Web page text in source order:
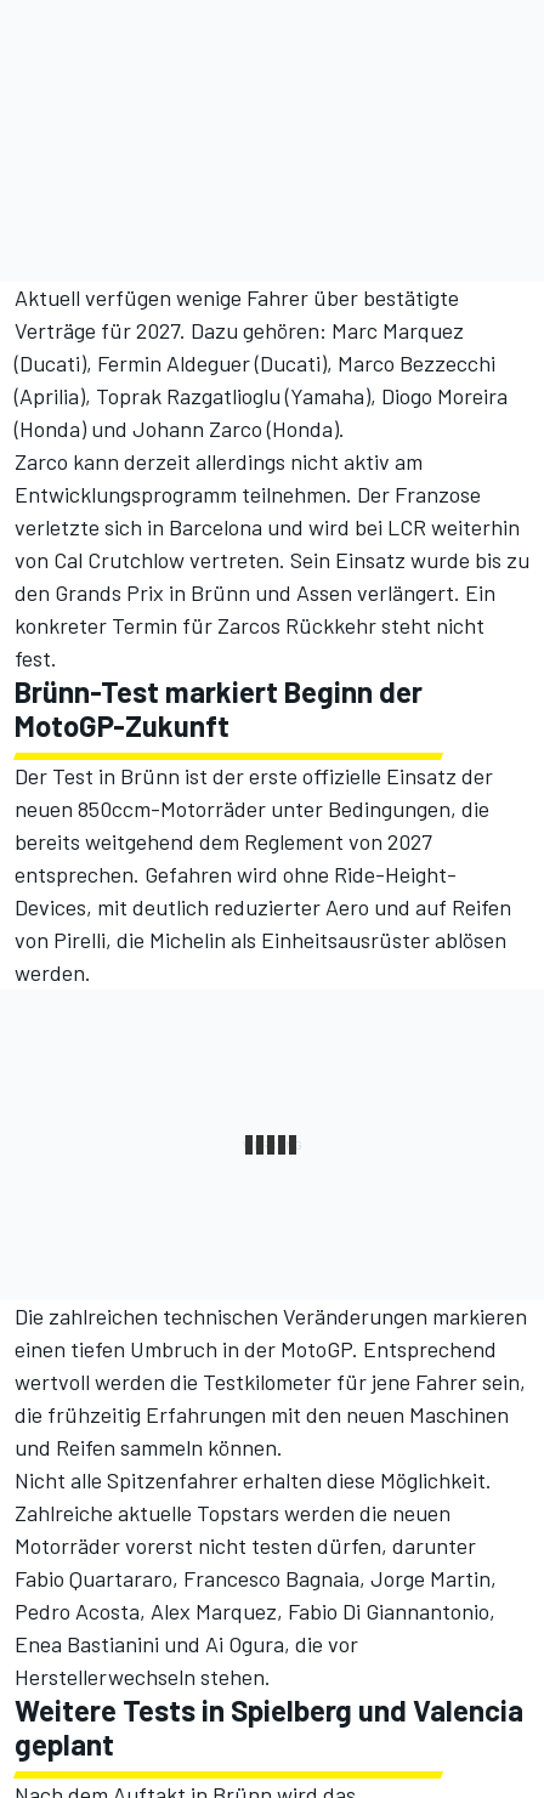
Aktuell verfügen wenige Fahrer über bestätigte
Verträge für 2027. Dazu gehören: Marc Marquez
(Ducati), Fermin Aldeguer (Ducati), Marco Bezzecchi
(Aprilia), Toprak Razgatlioglu (Yamaha), Diogo Moreira
(Honda) und Johann Zarco (Honda).
Zarco kann derzeit allerdings nicht aktiv am
Entwicklungsprogramm teilnehmen. Der Franzose
verletzte sich in Barcelona und wird bei LCR weiterhin
von Cal Crutchlow vertreten. Sein Einsatz wurde bis zu
den Grands Prix in Brünn und Assen verlängert. Ein
konkreter Termin für Zarcos Rückkehr steht nicht
fest.
Brünn-Test markiert Beginn der
MotoGP-Zukunft
Der Test in Brünn ist der erste offizielle Einsatz der
neuen 850ccm-Motorräder unter Bedingungen, die
bereits weitgehend dem Reglement von 2027
entsprechen. Gefahren wird ohne Ride-Height-
Devices, mit deutlich reduzierter Aero und auf Reifen
von Pirelli, die Michelin als Einheitsausrüster ablösen
werden.
Die zahlreichen technischen Veränderungen markieren
einen tiefen Umbruch in der MotoGP. Entsprechend
wertvoll werden die Testkilometer für jene Fahrer sein,
die frühzeitig Erfahrungen mit den neuen Maschinen
und Reifen sammeln können.
Nicht alle Spitzenfahrer erhalten diese Möglichkeit.
Zahlreiche aktuelle Topstars werden die neuen
Motorräder vorerst nicht testen dürfen, darunter
Fabio Quartararo, Francesco Bagnaia, Jorge Martin,
Pedro Acosta, Alex Marquez, Fabio Di Giannantonio,
Enea Bastianini und Ai Ogura, die vor
Herstellerwechseln stehen.
Weitere Tests in Spielberg und Valencia
geplant